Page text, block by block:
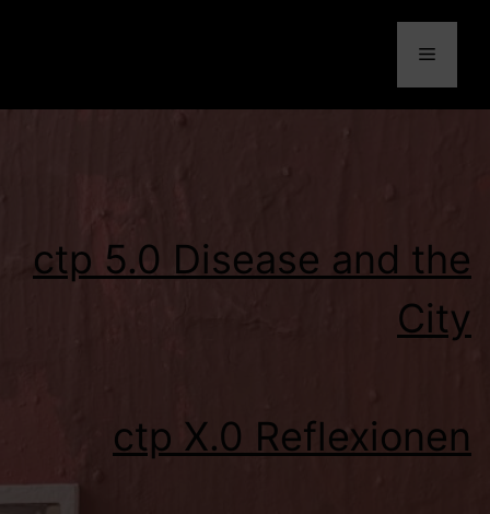
Menu
ctp 5.0 Disease and the
City
ctp X.0 Reflexionen